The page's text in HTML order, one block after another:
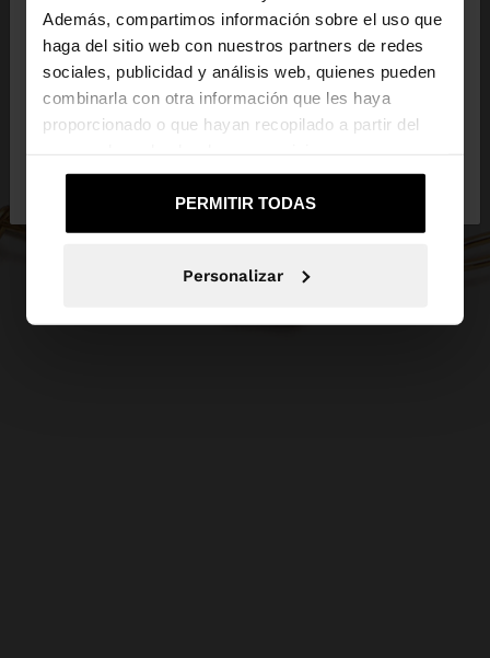
Además, compartimos información sobre el uso que
haga del sitio web con nuestros partners de redes
sociales, publicidad y análisis web, quienes pueden
combinarla con otra información que les haya
proporcionado o que hayan recopilado a partir del
PERMITIR TODAS
Personalizar
Estás accediendo a la web de España. ¿Quieres ir a
la web de United States?